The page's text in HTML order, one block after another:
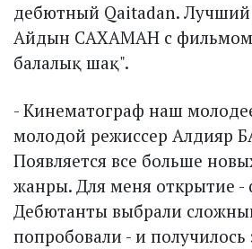
дебютный Qaitadan. Лучший
Айдын САХАМАН с фильмом
балалық шақ".
- Кинематограф наш
молодой режиссер Алдияр
Появляется все больше
жанры. Для меня открытие -
Дебютанты выбрали
попробовали - и